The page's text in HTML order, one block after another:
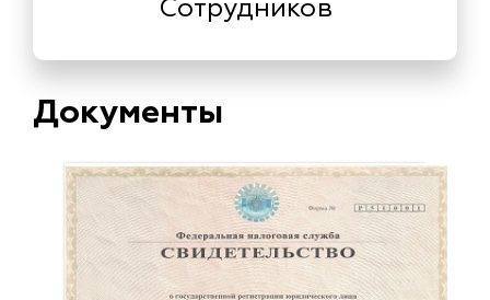
Сотрудников
Документы